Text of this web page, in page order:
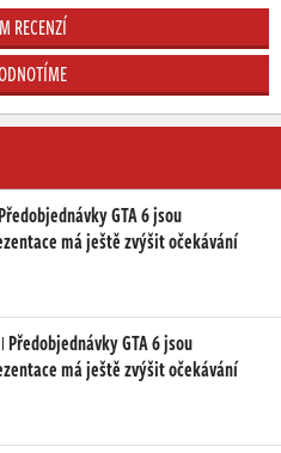
RECENZÍ
Předobjednávky GTA 6 jsou
má ještě zvýšit očekávání
Předobjednávky GTA 6 jsou
má ještě zvýšit očekávání